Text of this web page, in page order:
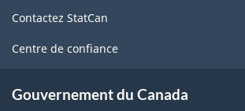
Indice
des
des
ce
site
Contactez StatCan
Centre de confiance
Gouvernement du Canada